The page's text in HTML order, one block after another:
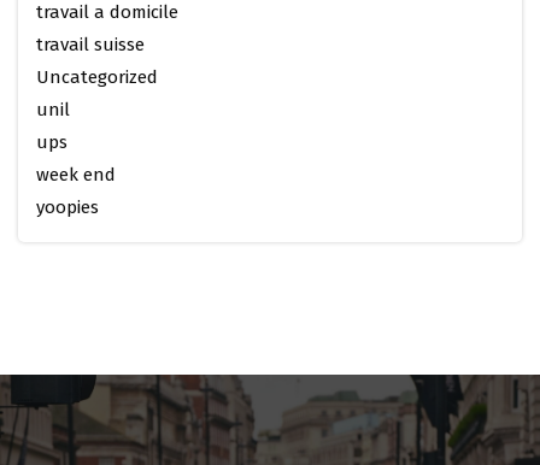
travail a domicile
travail suisse
Uncategorized
unil
ups
week end
yoopies